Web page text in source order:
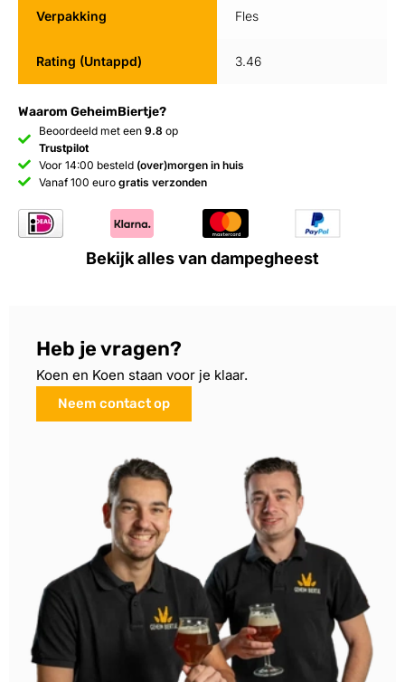
Waarom GeheimBiertje?
Beoordeeld met een 9.8 op
Trustpilot
Voor 14:00 besteld (over)morgen in huis
Vanaf 100 euro gratis verzonden
Verpakking Fles
Rating (Untappd) 3.46
Bekijk alles van dampegheest
Heb je vragen?
Koen en Koen staan voor je klaar.
Neem contact op